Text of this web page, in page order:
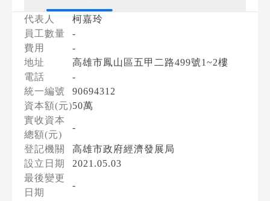
代表人
柯嘉玲
員工數量
-
費用
-
地址
高雄市鳳山區五甲二路499號1~2樓
電話
-
統一編號
90694312
資本額(元)50萬
實收資本
總額(元)
-
登記機關
高雄市政府經濟發展局
設立日期
2021.05.03
最後變更
日期
-